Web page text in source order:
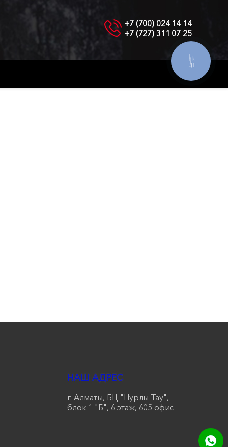
+7 (700) 024 14 14
+7 (727) 311 07 25
НАШ АДРЕС
г. Алматы, БЦ "Нурлы-Тау",
блок 1 "Б", 6 этаж, 605 офис
КНОПКА
СВЯЗИ